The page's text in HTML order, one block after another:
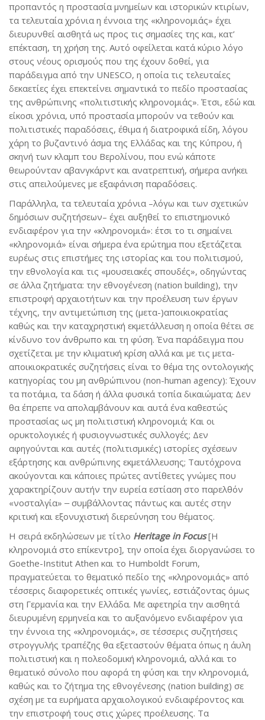
προπαντός η προστασία μνημείων και ιστορικών κτιρίων,
τα τελευταία χρόνια η έννοια της «κληρονομιάς» έχει
διευρυνθεί αισθητά ως προς τις σημασίες της και, κατ’
επέκταση, τη χρήση της. Αυτό οφείλεται κατά κύριο λόγο
στους νέους ορισμούς που της έχουν δοθεί, για
παράδειγμα από την UNESCO, η οποία τις τελευταίες
δεκαετίες έχει επεκτείνει σημαντικά το πεδίο προστασίας
της ανθρώπινης «πολιτιστικής κληρονομιάς». Έτσι, εδώ και
είκοσι χρόνια, υπό προστασία μπορούν να τεθούν και
πολιτιστικές παραδόσεις, έθιμα ή διατροφικά είδη, λόγου
χάρη το βυζαντινό άσμα της Ελλάδας και της Κύπρου, ή
σκηνή των κλαμπ του Βερολίνου, που ενώ κάποτε
θεωρούνταν αβανγκάρντ και ανατρεπτική, σήμερα ανήκει
στις απειλούμενες με εξαφάνιση παραδόσεις.
Παράλληλα, τα τελευταία χρόνια –λόγω και των σχετικών
δημόσιων συζητήσεων– έχει αυξηθεί το επιστημονικό
ενδιαφέρον για την «κληρονομιά»: έτσι το τι σημαίνει
«κληρονομιά» είναι σήμερα ένα ερώτημα που εξετάζεται
ευρέως στις επιστήμες της ιστορίας και του πολιτισμού,
την εθνολογία και τις «μουσειακές σπουδές», οδηγώντας
σε άλλα ζητήματα: την εθνογένεση (nation building), την
επιστροφή αρχαιοτήτων και την προέλευση των έργων
τέχνης, την αντιμετώπιση της (μετα-)αποικιοκρατίας
καθώς και την καταχρηστική εκμετάλλευση η οποία θέτει σε
κίνδυνο τον άνθρωπο και τη φύση. Ένα παράδειγμα που
σχετίζεται με την κλιματική κρίση αλλά και με τις μετα-
αποικιοκρατικές συζητήσεις είναι το θέμα της οντολογικής
κατηγορίας του μη ανθρώπινου (non-human agency): Έχουν
τα ποτάμια, τα δάση ή άλλα φυσικά τοπία δικαιώματα; Δεν
θα έπρεπε να απολαμβάνουν και αυτά ένα καθεστώς
προστασίας ως μη πολιτιστική κληρονομιά; Και οι
ορυκτολογικές ή φυσιογνωστικές συλλογές; Δεν
αφηγούνται και αυτές (πολιτισμικές) ιστορίες σχέσεων
εξάρτησης και ανθρώπινης εκμετάλλευσης; Ταυτόχρονα
ακούγονται και κάποιες πρώτες αντίθετες γνώμες που
χαρακτηρίζουν αυτήν την ευρεία εστίαση στο παρελθόν
«νοσταλγία» ‒ συμβάλλοντας πάντως και αυτές στην
κριτική και εξονυχιστική διερεύνηση του θέματος.
Η σειρά εκδηλώσεων με τίτλο Heritage in Focus[Η
κληρονομιά στο επίκεντρο], την οποία έχει διοργανώσει το
Goethe-Institut Athen και το Humboldt Forum,
πραγματεύεται το θεματικό πεδίο της «κληρονομιάς» από
τέσσερις διαφορετικές οπτικές γωνίες, εστιάζοντας όμως
στη Γερμανία και την Ελλάδα. Με αφετηρία την αισθητά
διευρυμένη ερμηνεία και το αυξανόμενο ενδιαφέρον για
την έννοια της «κληρονομιάς», σε τέσσερις συζητήσεις
στρογγυλής τραπέζης θα εξεταστούν θέματα όπως η άυλη
πολιτιστική και η πολεοδομική κληρονομιά, αλλά και το
θεματικό σύνολο που αφορά τη φύση και την κληρονομιά,
καθώς και το ζήτημα της εθνογένεσης (nation building) σε
σχέση με τα ευρήματα αρχαιολογικού ενδιαφέροντος και
την επιστροφή τους στις χώρες προέλευσης. Τα